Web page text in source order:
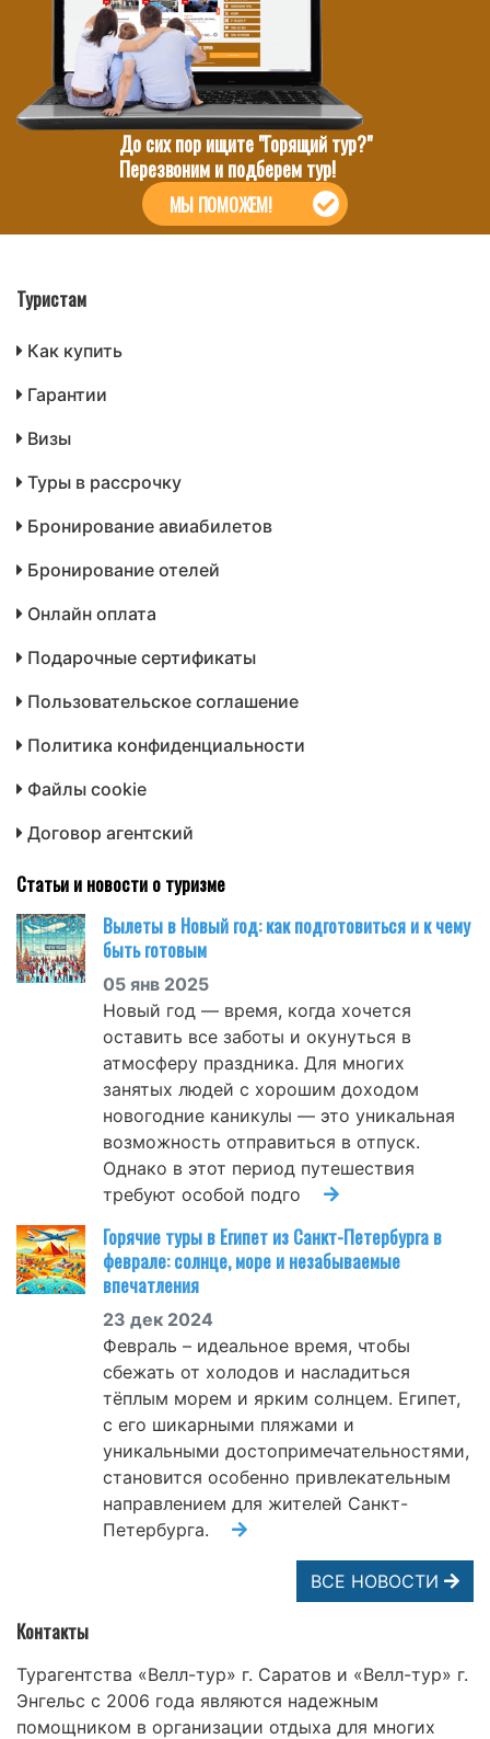
До сих пор ищите "Горящий тур?"
Перезвоним и подберем тур!
МЫ ПОМОЖЕМ!
Туристам
Как купить
Гарантии
Визы
Туры в рассрочку
Бронирование авиабилетов
Бронирование отелей
Онлайн оплата
Подарочные сертификаты
Пользовательское соглашение
Политика конфиденциальности
Файлы cookie
Договор агентский
Статьи и новости о туризме
Вылеты в Новый год: как подготовиться и к чему
быть готовым
05 янв 2025
Новый год — время, когда хочется
оставить все заботы и окунуться в
атмосферу праздника. Для многих
занятых людей с хорошим доходом
новогодние каникулы — это уникальная
возможность отправиться в отпуск.
Однако в этот период путешествия
требуют особой подго
Горячие туры в Египет из Санкт-Петербурга в
феврале: солнце, море и незабываемые
впечатления
23 дек 2024
Февраль – идеальное время, чтобы
сбежать от холодов и насладиться
тёплым морем и ярким солнцем. Египет,
с его шикарными пляжами и
уникальными достопримечательностями,
становится особенно привлекательным
направлением для жителей Санкт-
Петербурга.
ВСЕ НОВОСТИ
Контакты
Турагентства «Велл-тур» г. Саратов и «Велл-тур» г.
Энгельс с 2006 года являются надежным
помощником в организации отдыха для многих